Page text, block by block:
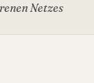
Netzes